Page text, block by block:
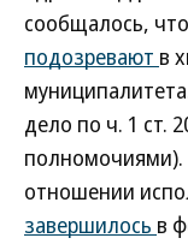
сообщалось,
подозревают в
дело по ч. 1 ст.
полномочиями).
отношении
завершилось в